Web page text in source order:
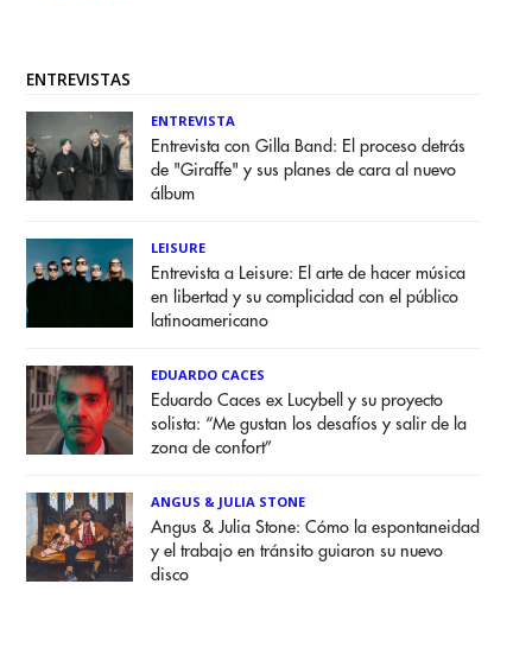
ENTREVISTAS
ENTREVISTA
Entrevista con Gilla Band: El proceso detrás
de "Giraffe" y sus planes de cara al nuevo
álbum
LEISURE
Entrevista a Leisure: El arte de hacer música
en libertad y su complicidad con el público
latinoamericano
EDUARDO CACES
Eduardo Caces ex Lucybell y su proyecto
solista: “Me gustan los desafíos y salir de la
zona de confort”
ANGUS & JULIA STONE
Angus & Julia Stone: Cómo la espontaneidad
y el trabajo en tránsito guiaron su nuevo
disco